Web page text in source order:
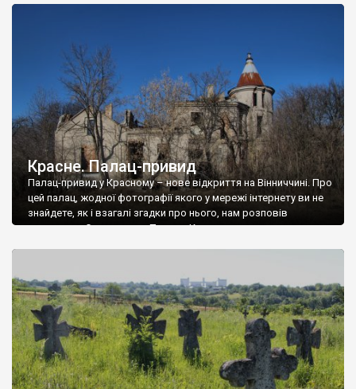
Красне. Палац-привид
Палац-привид у Красному – нове відкриття на Вінниччині. Про
цей палац, жодної фотографії якого у мережі інтернету ви не
знайдете, як і взагалі згадки про нього, нам розповів
мешканець Самгородка. Палац у Красному вразив не лише